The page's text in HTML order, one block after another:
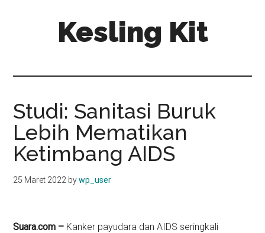
Kesling Kit
Studi: Sanitasi Buruk
Lebih Mematikan
Ketimbang AIDS
25 Maret 2022 bywp_user
Suara.com – Kanker payudara dan AIDS seringkali